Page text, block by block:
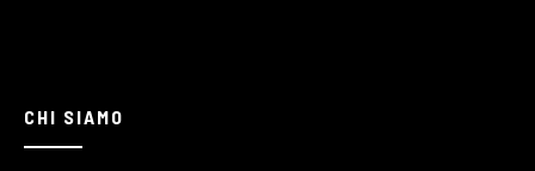
CHI SIAMO